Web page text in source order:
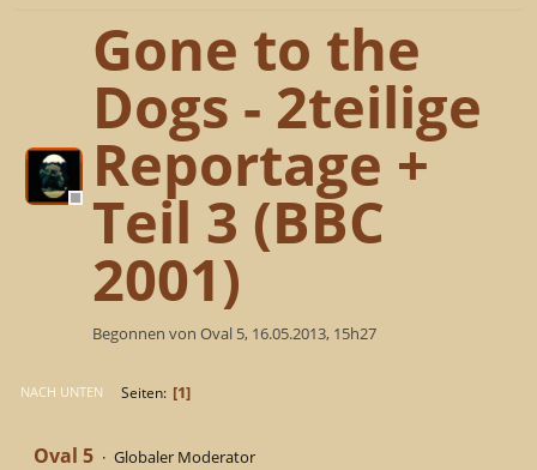
Gone to the
Dogs - 2teilige
Reportage +
Teil 3 (BBC
2001)
Begonnen von Oval 5, 16.05.2013, 15h27
NACH UNTEN Seiten 1
Oval 5 Globaler Moderator